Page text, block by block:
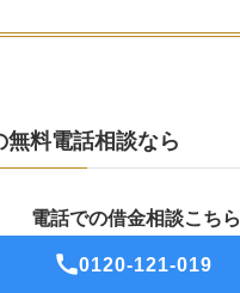
無料電話相談なら
電話での借金相談こちら
0120-121-019